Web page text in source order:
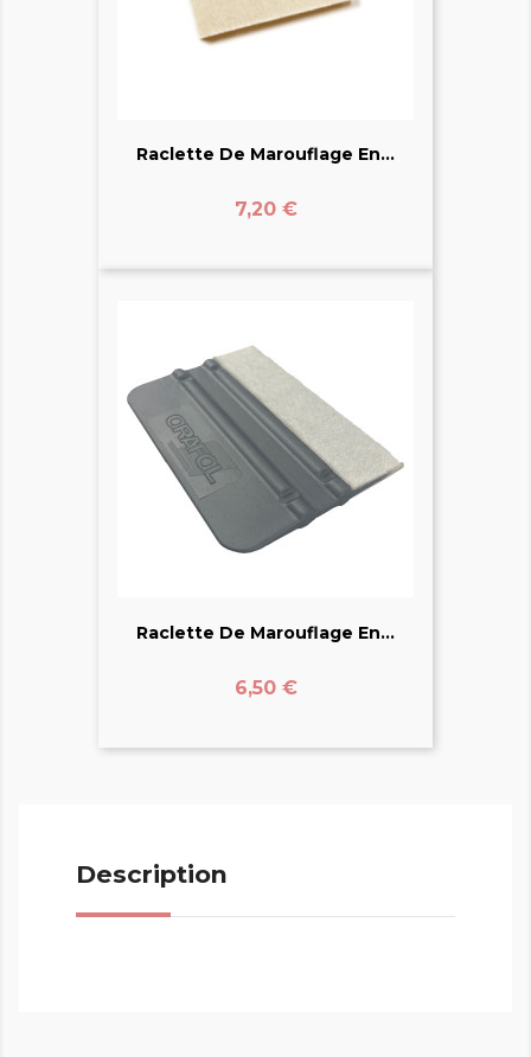
Raclette De Marouflage En...
Prix
7,20 €
Raclette De Marouflage En...
Prix
6,50 €
Description